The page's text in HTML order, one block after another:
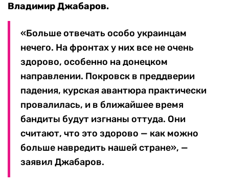
Владимир Джабаров.
«Больше отвечать особо украинцам
нечего. На фронтах у них все не очень
здорово, особенно на донецком
направлении. Покровск в преддверии
падения, курская авантюра практически
провалилась, и в ближайшее время
бандиты будут изгнаны оттуда. Они
считают, что это здорово — как можно
больше навредить нашей стране», —
заявил Джабаров.